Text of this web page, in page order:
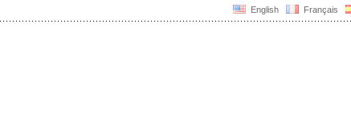
English Français